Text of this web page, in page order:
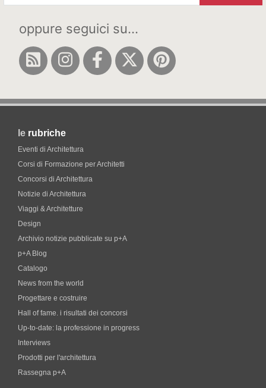
oppure seguici su...
le rubriche
Eventi di Architettura
Corsi di Formazione per Architetti
Concorsi di Architettura
Notizie di Architettura
Viaggi & Architetture
Design
Archivio notizie pubblicate su p+A
p+A Blog
Catalogo
News from the world
Progettare e costruire
Hall of fame. i risultati dei concorsi
Up-to-date: la professione in progress
Interviews
Prodotti per l'architettura
Rassegna p+A